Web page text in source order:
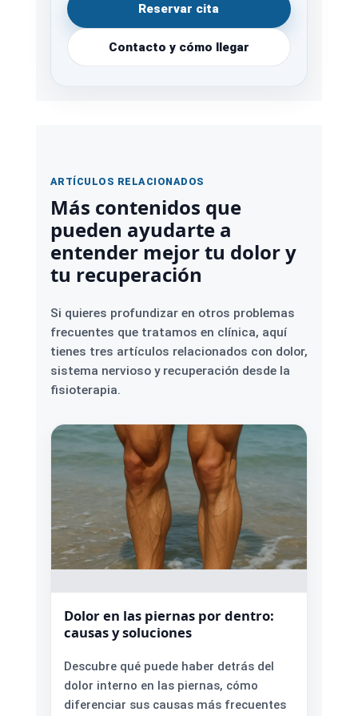
Reservar cita
Contacto y cómo llegar
ARTÍCULOS RELACIONADOS
Más contenidos que
pueden ayudarte a
entender mejor tu dolor y
tu recuperación
Si quieres profundizar en otros problemas
frecuentes que tratamos en clínica, aquí
tienes tres artículos relacionados con dolor,
sistema nervioso y recuperación desde la
fisioterapia.
Dolor en las piernas por dentro:
causas y soluciones
Descubre qué puede haber detrás del
dolor interno en las piernas, cómo
diferenciar sus causas más frecuentes